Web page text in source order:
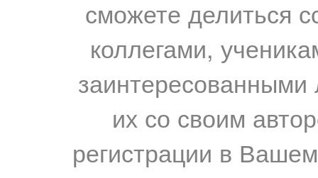
сможете делиться
коллегами,
их со своим
регистрации в